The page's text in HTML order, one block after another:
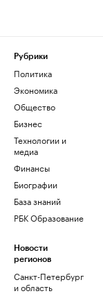
Рубрики
Политика
Экономика
Общество
Бизнес
Технологии и
медиа
Финансы
Биографии
База знаний
РБК Образование
Новости
регионов
Санкт-Петербург
и область